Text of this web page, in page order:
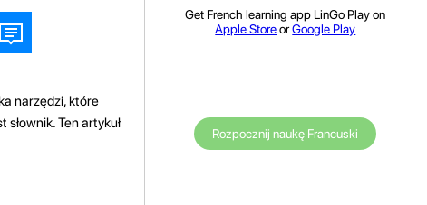
narzędzi, które
Ten artykuł
Get French learning app LinGo Play on
Apple StoreorGoogle Play
Rozpocznij naukę Francuski